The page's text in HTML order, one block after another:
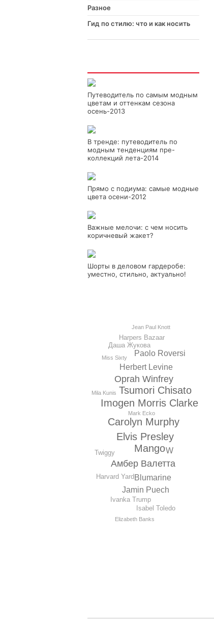
Разное
Гид по стилю: что и как носить
Путеводитель по самым модным
цветам и оттенкам сезона
осень-2013
В тренде: путеводитель по
модным тенденциям пре-
коллекций лета-2014
Прямо с подиума: самые модные
цвета осени-2012
Важные мелочи: с чем носить
коричневый жакет?
Шорты в деловом гардеробе:
уместно, стильно, актуально!
Carolyn Murphy
Elvis Presley
Imogen Morris Clarke
Mango
Tsumori Chisato
Oprah Winfrey
Амбер Валетта
Blumarine
Herbert Levine
Jamin Puech
Paolo Roversi
W
Harvard Yard
Даша Жукова
Twiggy
Isabel Toledo
Ivanka Trump
Harpers Bazaar
Mark Ecko
Jean Paul Knott
Miss Sixty
Mila Kunis
Elizabeth Banks